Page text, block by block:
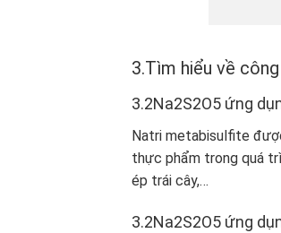
3.Tìm hiểu về
3.2Na2S2O5 ứng
Natri metabisulfite
thực phẩm trong quá
ép trái cây,…
3.2Na2S2O5 ứng